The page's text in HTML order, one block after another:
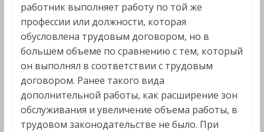
работник выполняет работу по той же
профессии или должности, которая
обусловлена трудовым договором, но в
большем объеме по сравнению с тем, который
он выполнял в соответствии с трудовым
договором. Ранее такого вида
дополнительной работы, как расширение зон
обслуживания и увеличение объема работы, в
трудовом законодательстве не было. При